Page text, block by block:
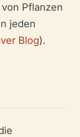
Pflanzen
jeden
Blog).